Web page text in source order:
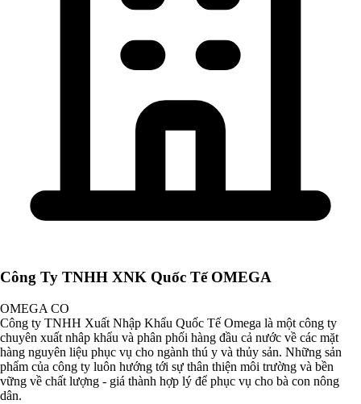
Công Ty TNHH XNK Quốc Tế OMEGA
OMEGA CO
Công ty TNHH Xuất Nhập Khẩu Quốc Tế Omega là một công ty
chuyên xuất nhâp khẩu và phân phối hàng đầu cả nước về các mặt
hàng nguyên liệu phục vụ cho ngành thú y và thủy sản. Những sản
phẩm của công ty luôn hướng tới sự thân thiện môi trường và bền
vững về chất lượng - giá thành hợp lý để phục vụ cho bà con nông
dân.